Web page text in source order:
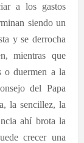
a los gastos
siendo un
y se derrocha
mientras que
o duermen a la
del Papa
la sencillez, la
ahí brota la
crecer una